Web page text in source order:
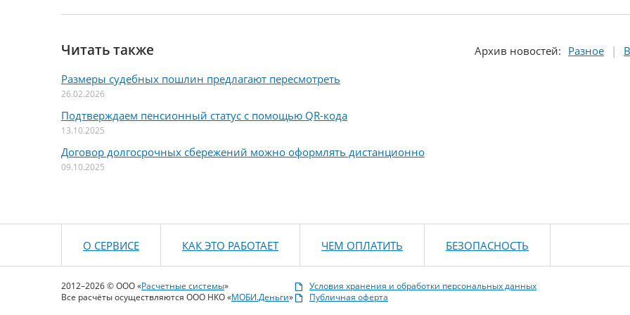
Читать также Архив новостей: Разное
Размеры судебных пошлин предлагают пересмотреть
26.02.2026
Подтверждаем пенсионный статус с помощью QR-кода
13.10.2025
Договор долгосрочных сбережений можно оформлять дистанционно
09.10.2025
О СЕРВИСЕ КАК ЭТО РАБОТАЕТ ЧЕМ ОПЛАТИТЬ БЕЗОПАСНОСТЬ
2012–2026 © ООО «Расчетные системы»
Все расчёты осуществляются ООО НКО «МОБИ.Деньги»
Условия хранения и обработки персональных данных
Публичная оферта